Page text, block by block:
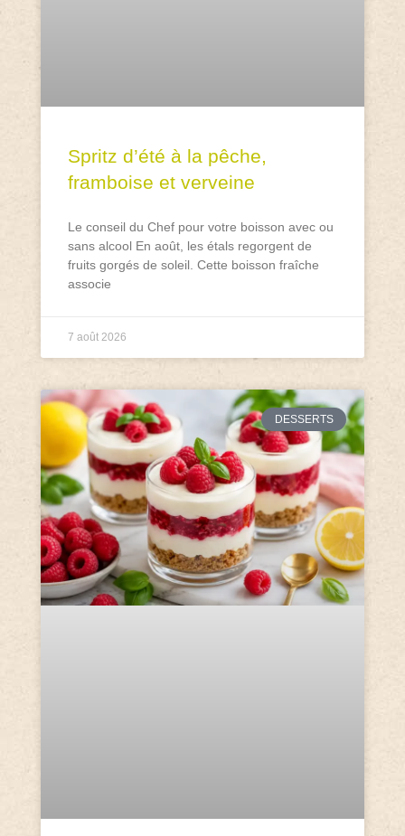
Spritz d’été à la pêche,
framboise et verveine
Le conseil du Chef pour votre boisson avec ou
sans alcool En août, les étals regorgent de
fruits gorgés de soleil. Cette boisson fraîche
associe
7 août 2026
DESSERTS